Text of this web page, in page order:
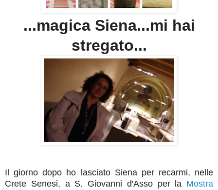
...magica Siena...mi hai
stregato...
Il giorno dopo ho lasciato Siena per recarmi, nelle
Crete Senesi, a S. Giovanni d'Asso per la Mostra